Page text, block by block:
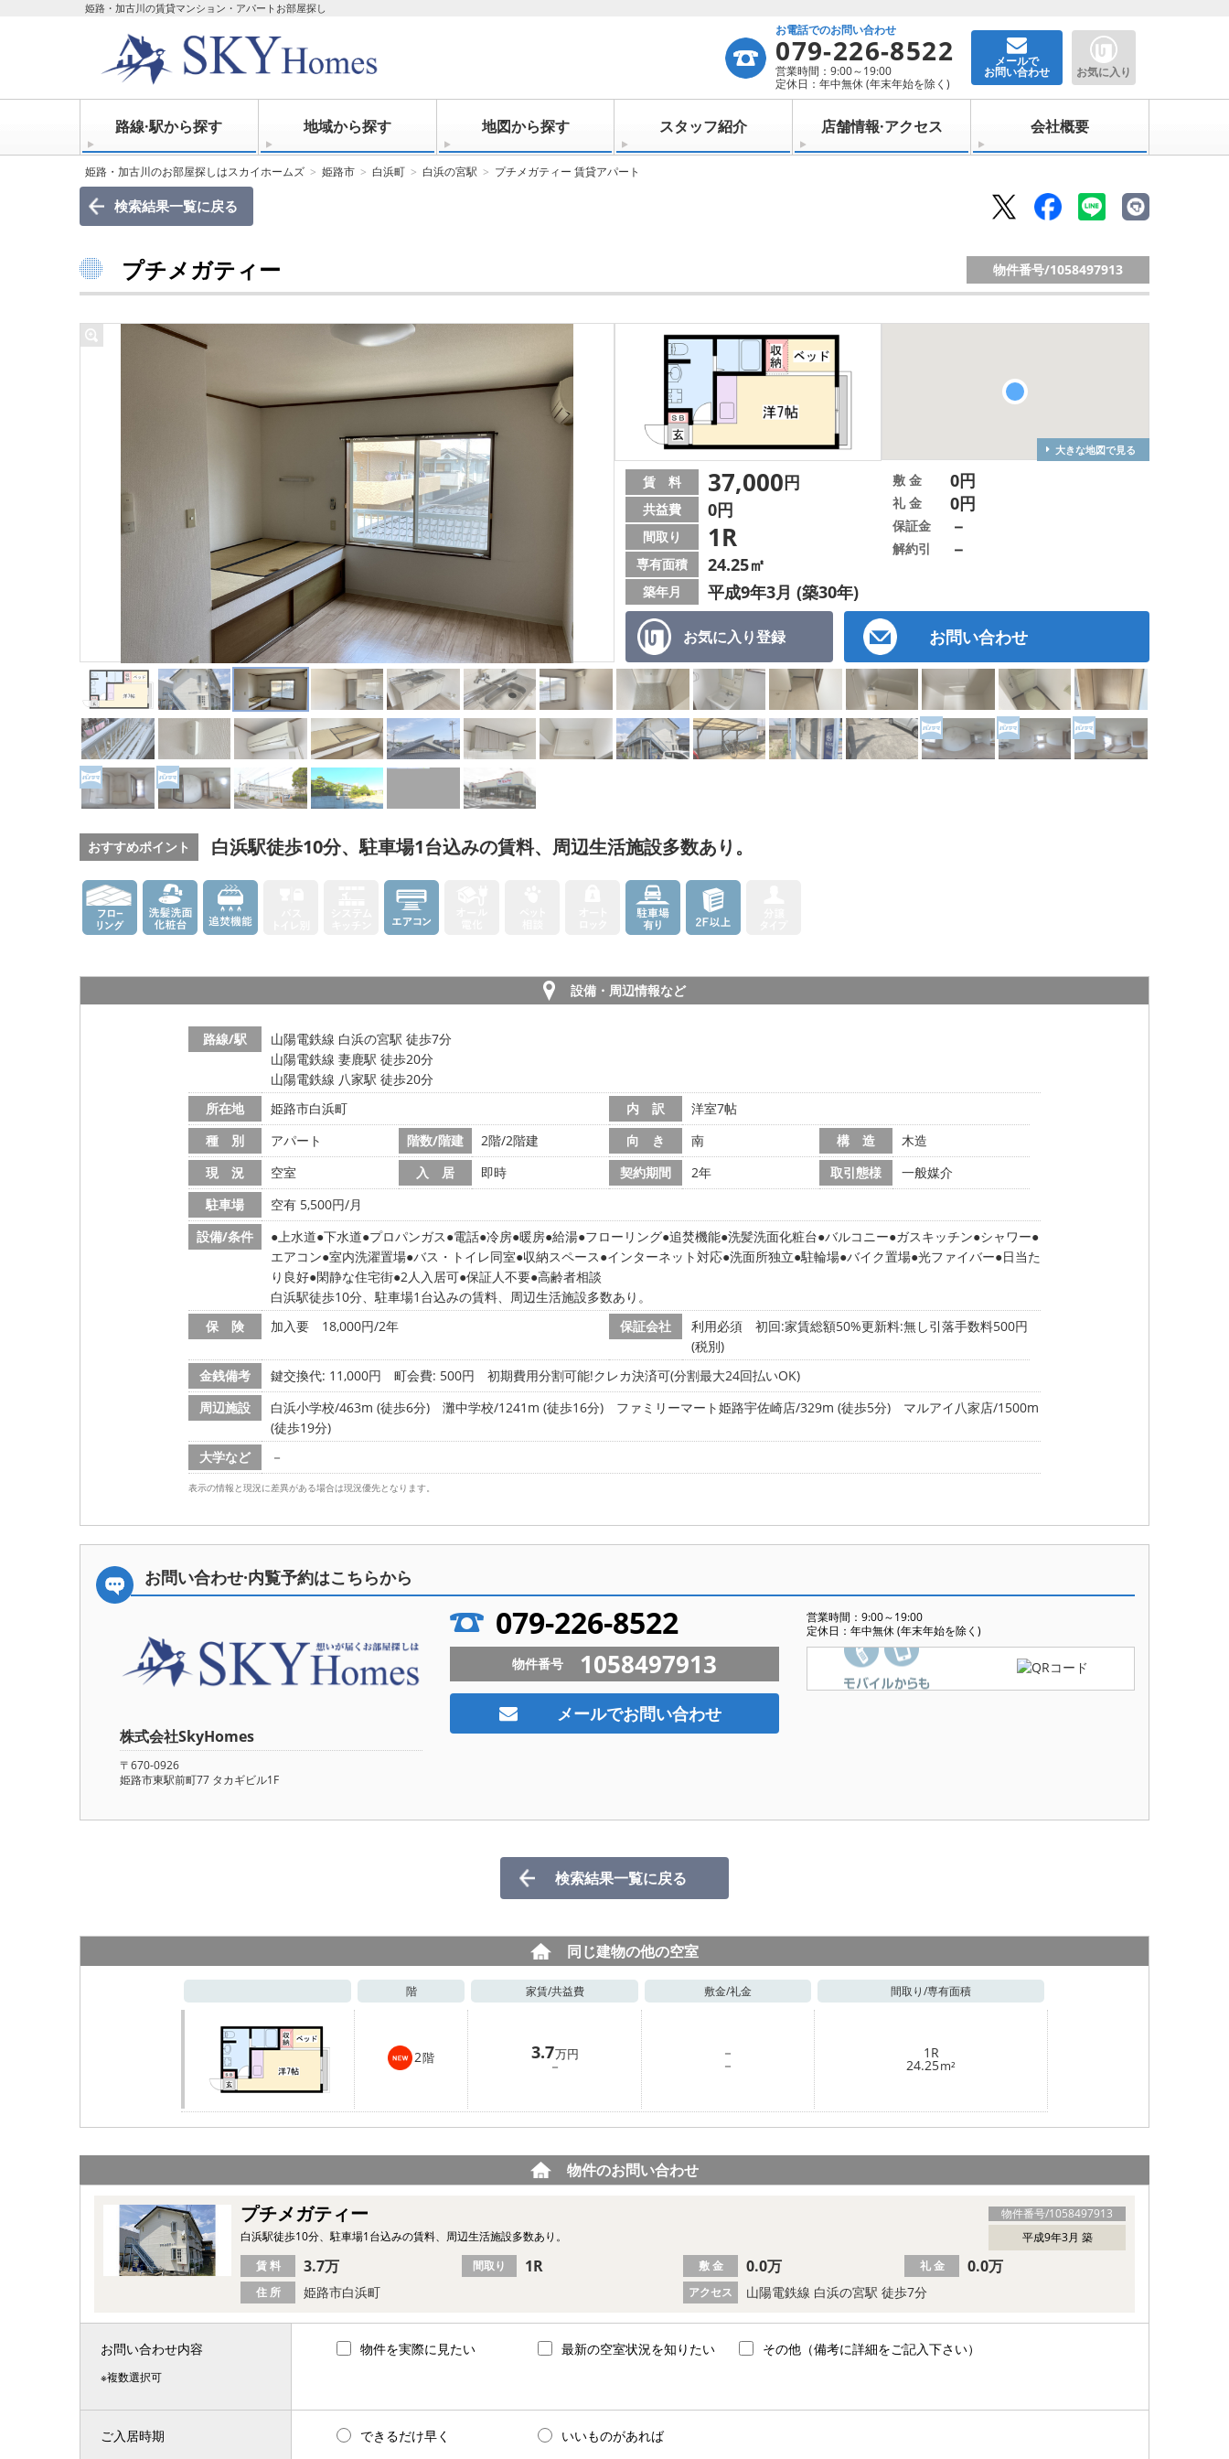
姫路・加古川の賃貸マンション・アパートお部屋探し
お電話でのお問い合わせ
079-226-8522
営業時間：9:00～19:00
定休日：年中無休 (年末年始を除く)
メールで
お問い合わせ お気に入り
路線·駅から探す 地域から探す 地図から探す スタッフ紹介 店舗情報·アクセス 会社概要
姫路・加古川のお部屋探しはスカイホームズ 姫路市 白浜町 白浜の宮駅 プチメガティー 賃貸アパート
検索結果一覧に戻る
プチメガティー 物件番号/1058497913
大きな地図で見る
お気に入り登録 お問い合わせ
賃 料 37,000円
共益費 0円
間取り 1R
専有面積 24.25㎡
築年月 平成9年3月 (築30年)
敷 金 0円
礼 金 0円
保証金 －
解約引 －
おすすめポイント 白浜駅徒歩10分、駐車場1台込みの賃料、周辺生活施設多数あり。
設備・周辺情報など
路線/駅
山陽電鉄線 白浜の宮駅 徒歩7分
山陽電鉄線 妻鹿駅 徒歩20分
山陽電鉄線 八家駅 徒歩20分
所在地
姫路市白浜町 内 訳
洋室7帖
種 別
アパート 階数/階建 2階/2階建 向 き 南 構 造
木造
現 況
空室 入 居 即時 契約期間 2年 取引態様
一般媒介
駐車場
空有 5,500円/月
設備/条件
上水道 下水道 プロパンガス 電話 冷房 暖房 給湯 フローリング 追焚機能 洗髪洗面化粧台 バルコニー ガスキッチン シャワー
エアコン 室内洗濯置場 バス・トイレ同室 収納スペース インターネット対応 洗面所独立 駐輪場 バイク置場 光ファイバー 日当た
り良好 閑静な住宅街 2人入居可 保証人不要 高齢者相談
白浜駅徒歩10分、駐車場1台込みの賃料、周辺生活施設多数あり。
保 険
加入要 18,000円/2年 保証会社
利用必須 初回:家賃総額50%更新料:無し引落手数料500円
(税別)
金銭備考
鍵交換代: 11,000円 町会費: 500円
初期費用分割可能!クレカ決済可(分割最大24回払いOK)
周辺施設
白浜小学校/463m (徒歩6分) 灘中学校/1241m (徒歩16分) ファミリーマート姫路宇佐崎店/329m (徒歩5分)
マルアイ八家店/1500m
(徒歩19分)
大学など
－
表示の情報と現況に差異がある場合は現況優先となります。
お問い合わせ·内覧予約はこちらから
株式会社SkyHomes
〒670-0926
姫路市東駅前町77 タカギビル1F
079-226-8522
営業時間：9:00～19:00
定休日：年中無休 (年末年始を除く)
物件番号 1058497913
メールでお問い合わせ
検索結果一覧に戻る
同じ建物の他の空室
階 家賃/共益費 敷金/礼金 間取り/専有面積
2階 3.7万円
－
－
－
1R
24.25m²
物件のお問い合わせ
物件番号/1058497913
プチメガティー
平成9年3月 築
白浜駅徒歩10分、駐車場1台込みの賃料、周辺生活施設多数あり。
住 所 姫路市白浜町 アクセス 山陽電鉄線 白浜の宮駅 徒歩7分
賃 料 3.7万 間取り 1R 敷 金 0.0万 礼 金 0.0万
お問い合わせ内容
※複数選択可
物件を実際に見たい 最新の空室状況を知りたい その他（備考に詳細をご記入下さい）
ご入居時期 できるだけ早く いいものがあれば